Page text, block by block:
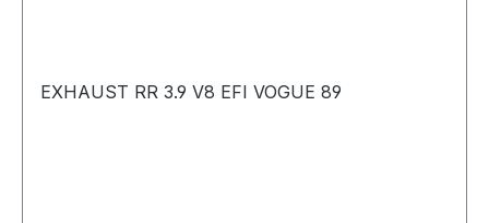
EXHAUST RR 3.9 V8 EFI VOGUE 89